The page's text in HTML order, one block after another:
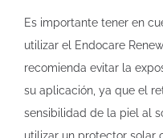
Es importante tener en
utilizar el Endocare
recomienda evitar la
su aplicación, ya que el
sensibilidad de la piel al